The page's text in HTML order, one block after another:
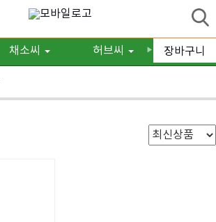
채소씨 허브씨 구근/숙
▶ 장바구니